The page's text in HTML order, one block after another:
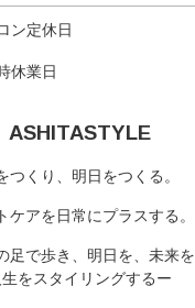
ン定休日
休業日
ASHITASTYLE
つくり、明日をつくる。
ケアを日常にプラスする。
足で歩き、明日を、未来を
生をスタイリングするー